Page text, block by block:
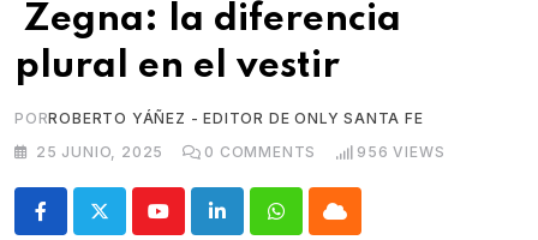
Zegna: la diferencia
plural en el vestir
PORROBERTO YÁÑEZ - EDITOR DE ONLY SANTA FE
25 JUNIO, 2025
0 COMMENTS 956 VIEWS
YoutubeLinkedInWhatsapp
Cloud